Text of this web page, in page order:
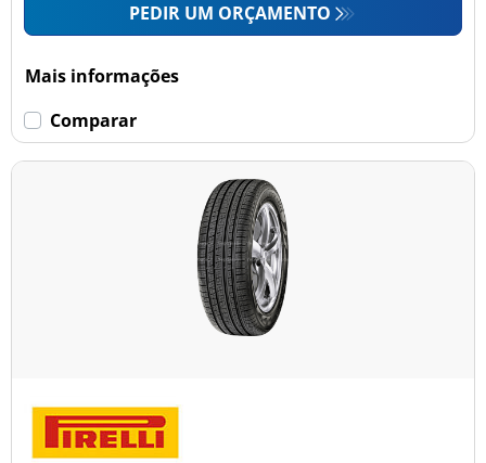
PEDIR UM ORÇAMENTO
Mais informações
Comparar